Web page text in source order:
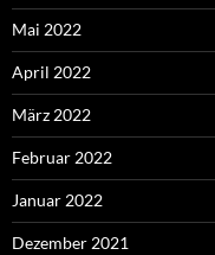
Mai 2022
April 2022
März 2022
Februar 2022
Januar 2022
Dezember 2021